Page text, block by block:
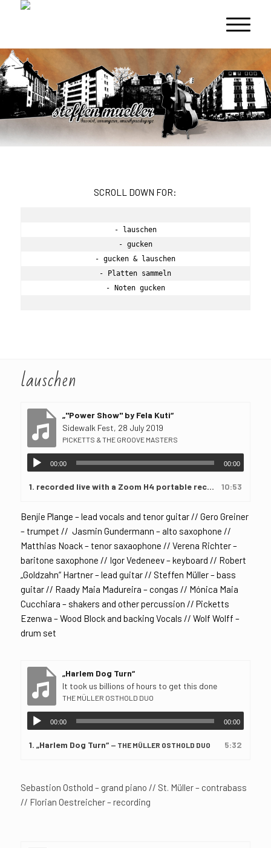
SCROLL DOWN FOR:
- lauschen
- gucken
- gucken & lauschen
- Platten sammeln
- Noten gucken
lauschen
„"Power Show" by Fela Kuti“
Sidewalk Fest, 28 July 2019
PICKETTS & THE GROOVE MASTERS
00:00 00:00
1. recorded live with a Zoom H4 portable recorder 10:53
Benjie Plange – lead vocals and tenor guitar // Gero Greiner
– trumpet // Jasmin Gundermann – alto saxophone //
Matthias Noack – tenor saxaophone // Verena Richter –
baritone saxophone // Igor Vedeneev – keyboard // Robert
„Goldzahn“ Hartner – lead guitar // Steffen Müller – bass
guitar // Raady Maia Madureira – congas // Mónica Maia
Cucchiara – shakers and other percussion // Picketts
Ezenwa – Wood Block and backing Vocals // Wolf Wolff –
drum set
„Harlem Dog Turn“
It took us billions of hours to get this done
THE MÜLLER OSTHOLD DUO
00:00 00:00
1. „Harlem Dog Turn“ — THE MÜLLER OSTHOLD DUO 5:32
Sebastion Osthold – grand piano // St. Müller – contrabass
// Florian Oestreicher – recording